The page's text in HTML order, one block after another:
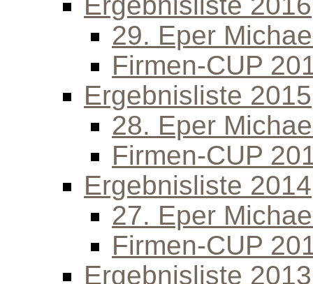
29. Eper
Firmen-CUP
Ergebnisliste 2015
28. Eper
Firmen-CUP
Ergebnisliste 2014
27. Eper
Firmen-CUP
Ergebnisliste 2013